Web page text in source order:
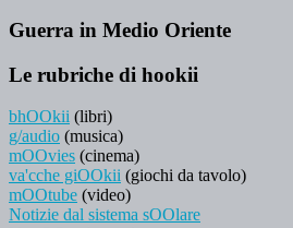
Guerra in Medio Oriente
Le rubriche di hookii
bhOOkii (libri)
g/audio (musica)
mOOvies (cinema)
va'cche giOOkii (giochi da tavolo)
mOOtube (video)
Notizie dal sistema sOOlare